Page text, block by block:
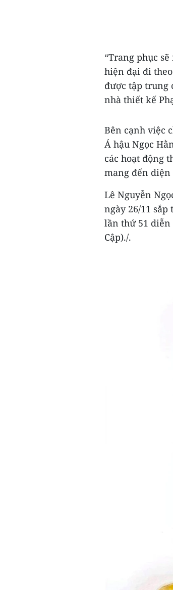
“Trang phục
hiện đại đi
được tập trung
nhà thiết kế
Bên cạnh việc
Á hậu Ngọc
các hoạt động
mang đến
Lê Nguyễn
ngày 26/11
lần thứ 51 diễn
Cập)./.